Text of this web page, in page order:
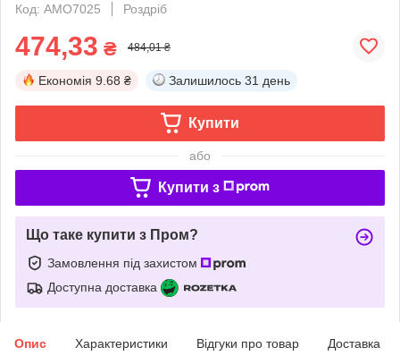
Код: AMO7025
Роздріб
474,33 ₴ 484,01 ₴
Економія 9.68 ₴ Залишилось 31 день
Купити
або
Купити з
Що таке купити з Пром?
Замовлення під захистом
Доступна доставка
Опис Характеристики Відгуки про товар Доставка